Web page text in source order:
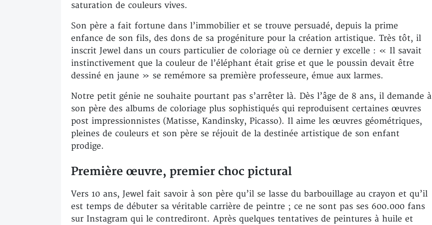
saturation de couleurs vives.
Son père a fait fortune dans l’immobilier et se trouve persuadé, depuis la prime
enfance de son fils, des dons de sa progéniture pour la création artistique. Très tôt, il
inscrit Jewel dans un cours particulier de coloriage où ce dernier y excelle : « Il savait
instinctivement que la couleur de l’éléphant était grise et que le poussin devait être
dessiné en jaune » se remémore sa première professeure, émue aux larmes.
Notre petit génie ne souhaite pourtant pas s’arrêter là. Dès l’âge de 8 ans, il demande à
son père des albums de coloriage plus sophistiqués qui reproduisent certaines œuvres
post impressionnistes (Matisse, Kandinsky, Picasso). Il aime les œuvres géométriques,
pleines de couleurs et son père se réjouit de la destinée artistique de son enfant
prodige.
Première œuvre, premier choc pictural
Vers 10 ans, Jewel fait savoir à son père qu’il se lasse du barbouillage au crayon et qu’il
est temps de débuter sa véritable carrière de peintre ; ce ne sont pas ses 600.000 fans
sur Instagram qui le contrediront. Après quelques tentatives de peintures à huile et